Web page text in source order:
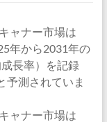
ャナー市場は
年から2031年の
長率）を記録
予測されていま
ャナー市場は